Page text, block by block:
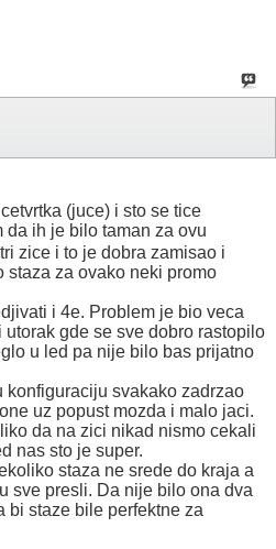
(juce) i sto se tice
da ih je bilo taman za ovu
zice i to je dobra zamisao i
staza za ovako neki promo
i 4e. Problem je bio veca
gde se sve dobro rastopilo
u led pa nije bilo bas prijatno
konfiguraciju svakako zadrzao
uz popust mozda i malo jaci.
da na zici nikad nismo cekali
nas sto je super.
staza ne srede do kraja a
sve presli. Da nije bilo ona dva
bi staze bile perfektne za